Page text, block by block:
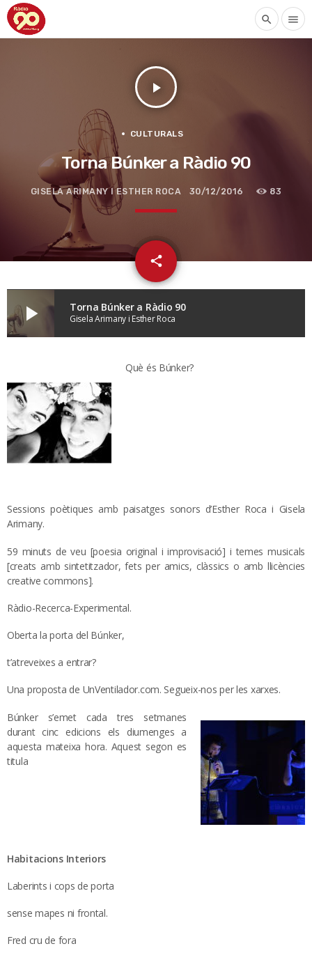
search menu
play_arrow
CULTURALS
Torna Búnker a Ràdio 90
GISELA ARIMANY I ESTHER ROCA 30/12/2016 83
share
email
play_arrow Torna Búnker a Ràdio 90
Gisela Arimany i Esther Roca
Què és Búnker?
Sessions poètiques amb paisatges sonors d’Esther Roca i Gisela
Arimany.
59 minuts de veu [poesia original i improvisació] i temes musicals
[creats amb sintetitzador, fets per amics, clàssics o amb llicències
creative commons].
Ràdio-Recerca-Experimental.
Oberta la porta del Búnker,
t’atreveixes a entrar?
Una proposta de UnVentilador.com. Segueix-nos per les xarxes.
Búnker s’emet cada tres setmanes
durant cinc edicions els diumenges a
aquesta mateixa hora. Aquest segon es
titula
Habitacions Interiors
Laberints i cops de porta
sense mapes ni frontal.
Fred cru de fora